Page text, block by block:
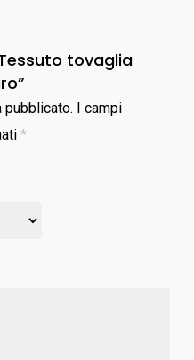
tovaglia
pubblicato. I campi
*